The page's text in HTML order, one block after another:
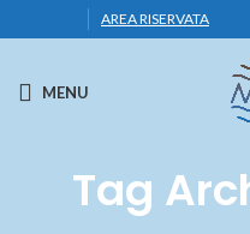
AREA RISERVATA
MENU
Tag